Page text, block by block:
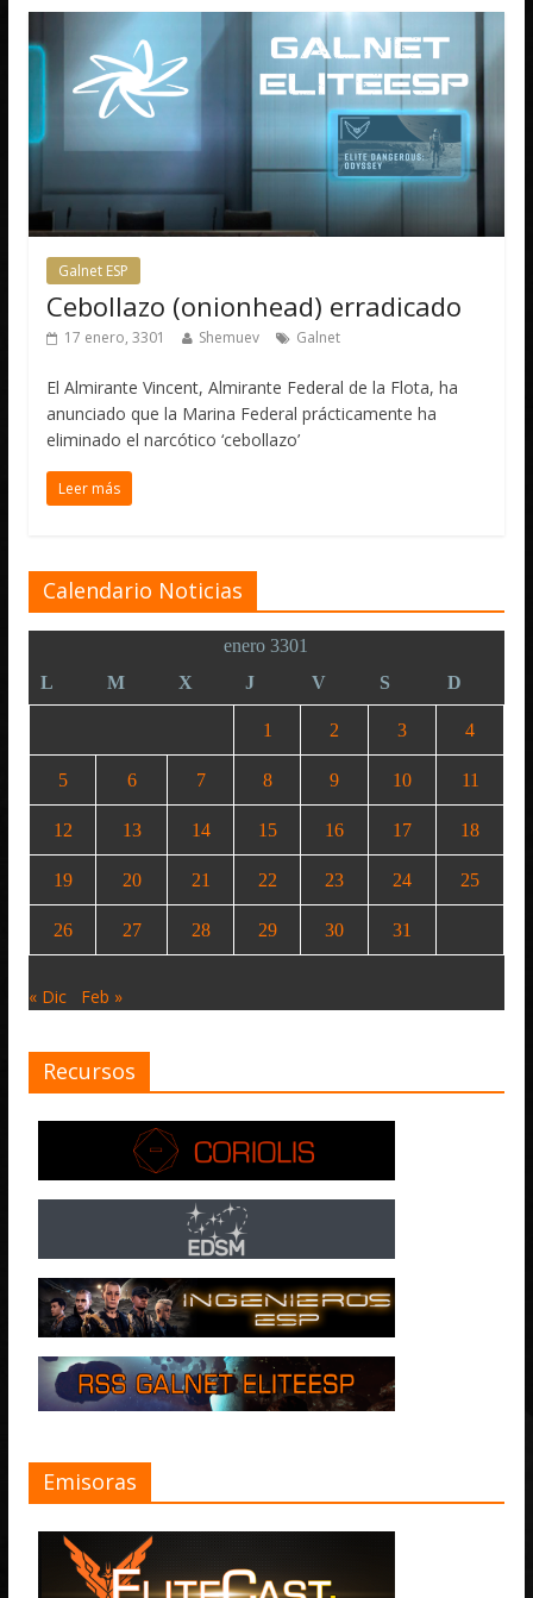
Galnet ESP
Cebollazo (onionhead) erradicado
17 enero, 3301 Shemuev Galnet
El Almirante Vincent, Almirante Federal de la Flota, ha
anunciado que la Marina Federal prácticamente ha
eliminado el narcótico ‘cebollazo’
Leer más
Calendario Noticias
enero 3301
L
M X J V S D
1 2 3 4
5 6 7 8 9 10 11
12 13 14 15 16 17 18
19 20 21 22 23 24 25
26 27 28 29 30 31
« Dic Feb »
Recursos
Emisoras